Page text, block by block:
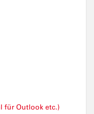
für Outlook etc.)